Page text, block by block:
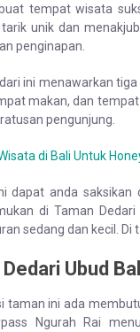
tempat wisata
unik dan
penginapan.
ini menawarkan
makan, dan
pengunjung.
di Bali Untuk
dapat anda
di Taman
sedang dan kecil. Di
Ubud
taman ini ada
Ngurah Rai